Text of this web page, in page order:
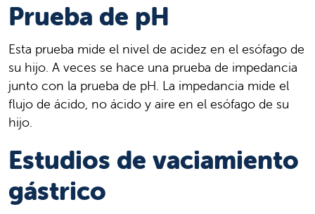
Prueba de pH
Esta prueba mide el nivel de acidez en el esófago de
su hijo. A veces se hace una prueba de impedancia
junto con la prueba de pH. La impedancia mide el
flujo de ácido, no ácido y aire en el esófago de su
hijo.
Estudios de vaciamiento
gástrico